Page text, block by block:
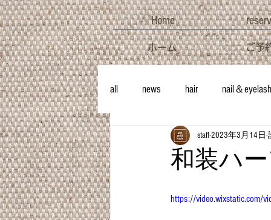
ホーム ご予
Home
all news hair nail＆eyelash
和装ハ
staff2023年3月14日
https://video.wixstatic.com/